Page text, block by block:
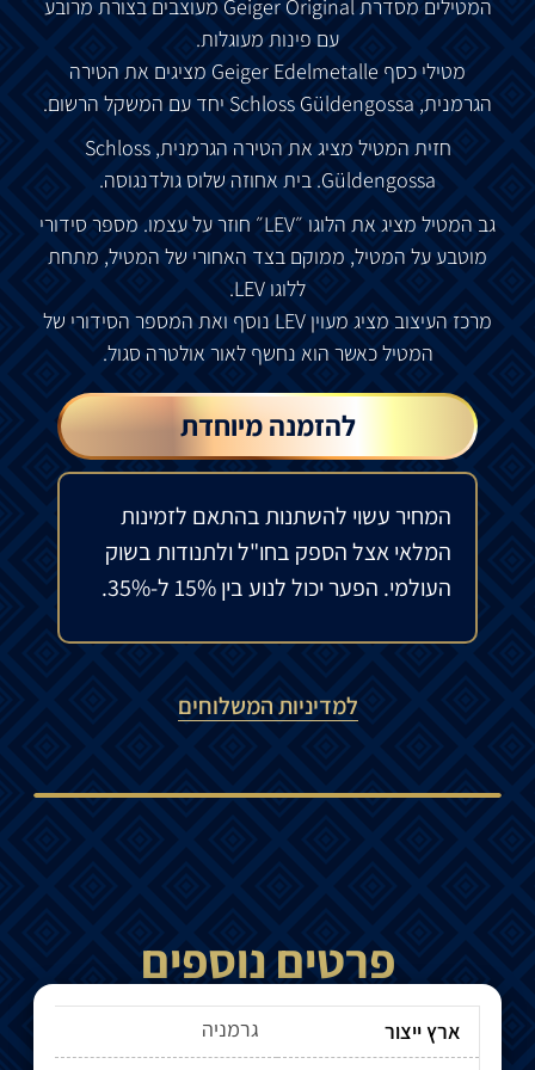
המטילים מסדרת Geiger Original מעוצבים בצורת מרובע
עם פינות מעוגלות.
מטילי כסף Geiger Edelmetalle מציגים את הטירה
הגרמנית, Schloss Güldengossa יחד עם המשקל הרשום.
חזית המטיל מציג את הטירה הגרמנית, Schloss
Güldengossa. בית אחוזה שלוס גולדנגוסה.
גב המטיל מציג את הלוגו ״LEV״ חוזר על עצמו. מספר סידורי
מוטבע על המטיל, ממוקם בצד האחורי של המטיל, מתחת
ללוגו LEV.
מרכז העיצוב מציג מעוין LEV נוסף ואת המספר הסידורי של
המטיל כאשר הוא נחשף לאור אולטרה סגול.
להזמנה מיוחדת
המחיר עשוי להשתנות בהתאם לזמינות
המלאי אצל הספק בחו"ל ולתנודות בשוק
העולמי. הפער יכול לנוע בין 15% ל-35%.
למדיניות המשלוחים
פרטים נוספים
ארץ ייצור
גרמניה